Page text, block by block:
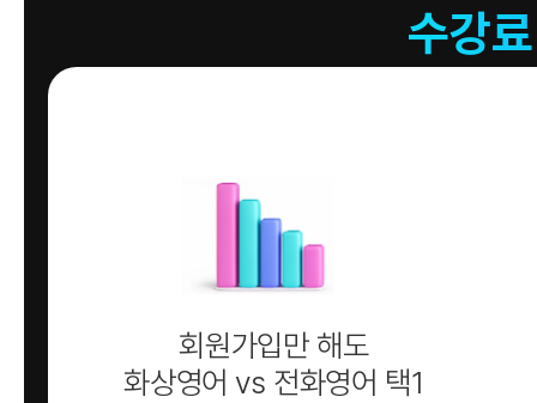
수강
회원가입만 해도
화상영어 vs 전화영어 택1